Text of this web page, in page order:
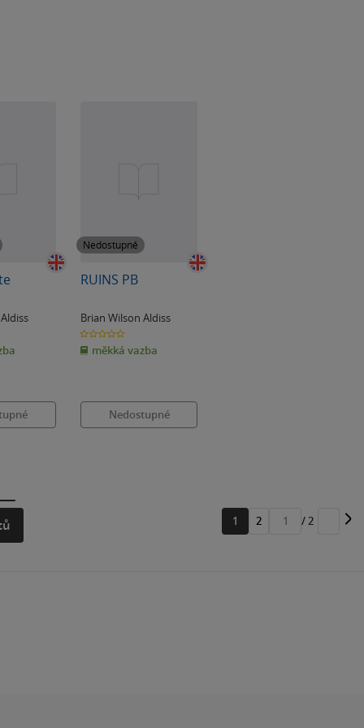
Nedostupné
RUINS PB
Brian Wilson Aldiss
0.0
z
5
hvězdiček
měkká vazba
Nedostupné
1 2
Přejít
/ 2